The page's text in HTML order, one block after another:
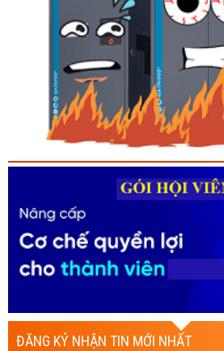
ĐĂNG KÝ NHẬN TIN MỚI NHẤT